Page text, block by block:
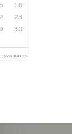
16
23
30